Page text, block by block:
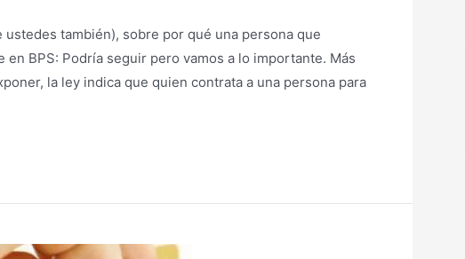
también), sobre por qué una persona que
BPS: Podría seguir pero vamos a lo importante. Más
la ley indica que quien contrata a una persona para